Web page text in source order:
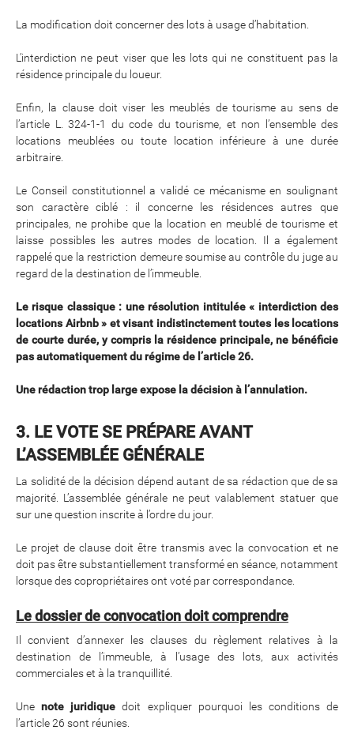
La modification doit concerner des lots à usage d’habitation.
L’interdiction ne peut viser que les lots qui ne constituent pas la
résidence principale du loueur.
Enfin, la clause doit viser les meublés de tourisme au sens de
l’article L. 324-1-1 du code du tourisme, et non l’ensemble des
locations meublées ou toute location inférieure à une durée
arbitraire.
Le Conseil constitutionnel a validé ce mécanisme en soulignant
son caractère ciblé : il concerne les résidences autres que
principales, ne prohibe que la location en meublé de tourisme et
laisse possibles les autres modes de location. Il a également
rappelé que la restriction demeure soumise au contrôle du juge au
regard de la destination de l’immeuble.
Le risque classique : une résolution intitulée « interdiction des
locations Airbnb » et visant indistinctement toutes les locations
de courte durée, y compris la résidence principale, ne bénéficie
pas automatiquement du régime de l’article 26.
Une rédaction trop large expose la décision à l’annulation.
3. LE VOTE SE PRÉPARE AVANT
L’ASSEMBLÉE GÉNÉRALE
La solidité de la décision dépend autant de sa rédaction que de sa
majorité. L’assemblée générale ne peut valablement statuer que
sur une question inscrite à l’ordre du jour.
Le projet de clause doit être transmis avec la convocation et ne
doit pas être substantiellement transformé en séance, notamment
lorsque des copropriétaires ont voté par correspondance.
Le dossier de convocation doit comprendre
Il convient d’annexer les clauses du règlement relatives à la
destination de l’immeuble, à l’usage des lots, aux activités
commerciales et à la tranquillité.
Unenote juridique doit expliquer pourquoi les conditions de
l’article 26 sont réunies.